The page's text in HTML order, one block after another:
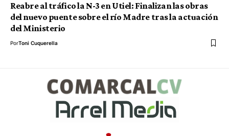
Reabre al tráfico la N-3 en Utiel: Finalizan las obras
del nuevo puente sobre el río Madre tras la actuación
del Ministerio
PorToni Cuquerella